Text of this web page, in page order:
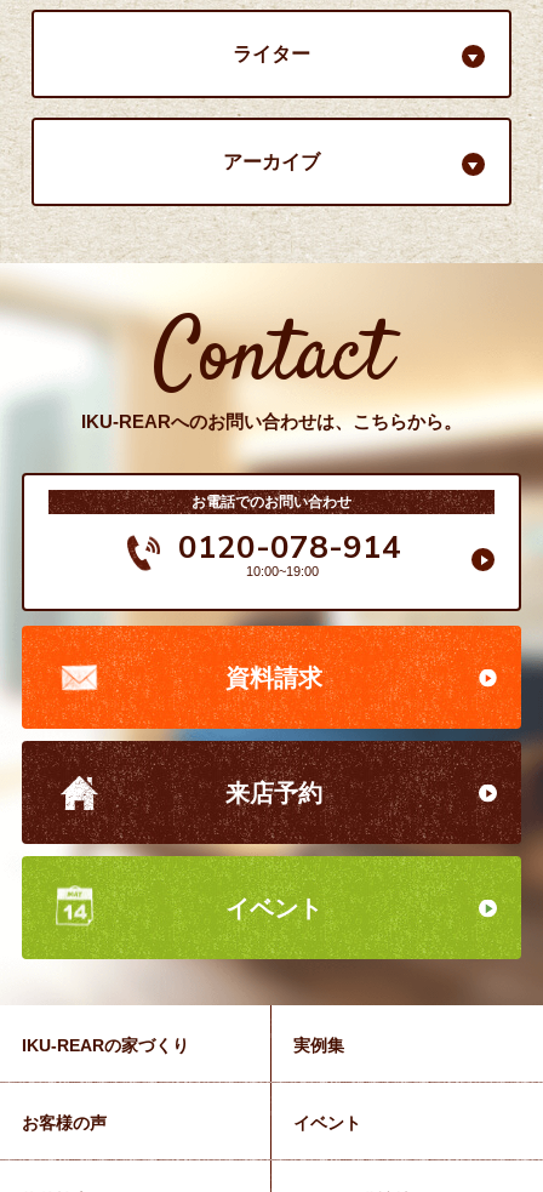
ライター
アーカイブ
Contact
IKU-REARへのお問い合わせは、こちらから。
お電話でのお問い合わせ
0120-078-914
10:00~19:00
資料請求
来店予約
イベント
IKU-REARの家づくり 実例集
お客様の声 イベント